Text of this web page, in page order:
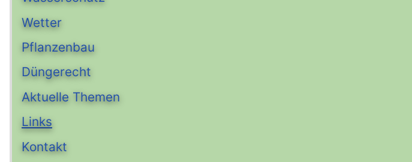
Wetter
Pflanzenbau
Düngerecht
Aktuelle Themen
Links
Kontakt